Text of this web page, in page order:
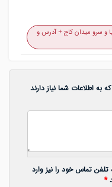
و سرو میدان کاج + آدرس و
به اطلاعات شما نیاز دارند
تلفن تماس خود را نیز وارد
*